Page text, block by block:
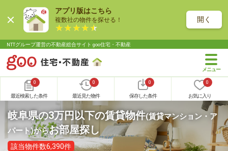
アプリ版はこちら
複数社の物件を探せる！ 開く
NTTグループ運営の不動産総合サイト goo住宅・不動産
0
最近検索した条件
0
最近見た物件
0
保存した条件
0
お気に入り
岐阜県の3万円以下の賃貸物件(賃貸マンション・ア
パート)からお部屋探し
該当物件数6,390件